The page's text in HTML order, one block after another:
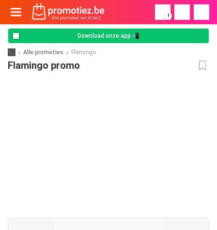
!
Download onze app 📲
Alle promoties Flamingo
Flamingo promo